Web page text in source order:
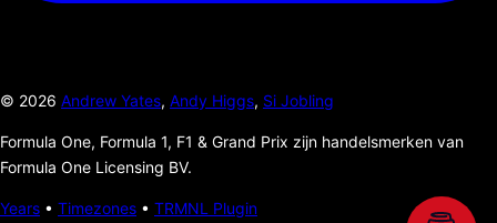
© 2026 Andrew Yates, Andy Higgs, Si Jobling
Formula One, Formula 1, F1 & Grand Prix zijn handelsmerken van
Formula One Licensing BV.
Years • Timezones • TRMNL Plugin